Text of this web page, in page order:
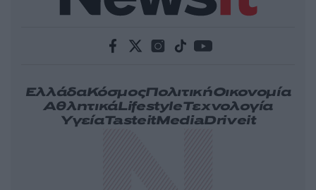
ΕλλάδαΚόσμοςΠολιτικήΟικονομία
ΑθλητικάLifestyleΤεχνολογία
ΥγείαTasteitMediaDriveit